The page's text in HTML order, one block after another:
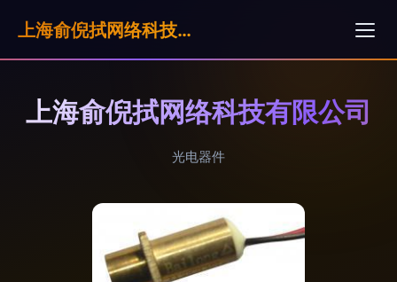
上海俞倪拭网络科技有限公司
上海俞倪拭网络科技有限公司
光电器件